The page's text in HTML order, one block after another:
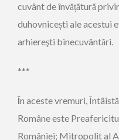
cuvânt de învățătură
duhovnicești ale acestui
arhiereşti binecuvântări.
***
În aceste vremuri,
Române este
României; Mitropolit al